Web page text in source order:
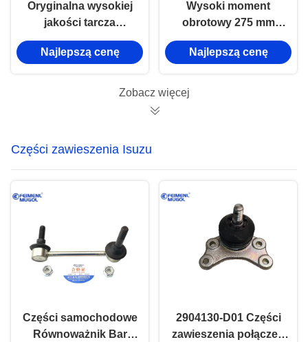
Oryginalna wysokiej
jakości tarcza
dociskowa sprzęgła
CA100020890 do
Lingtuo & Ruimai
Najlepszą cenę
Wysoki moment
obrotowy 275 mm
Płytka ciśnienia
sprzęgła
Zaprojektowana do
Najlepszą cenę
Zobacz więcej
Części zawieszenia Isuzu
Części samochodowe
Równoważnik Bar
2904130-D01 Części
zawieszenia połączeń